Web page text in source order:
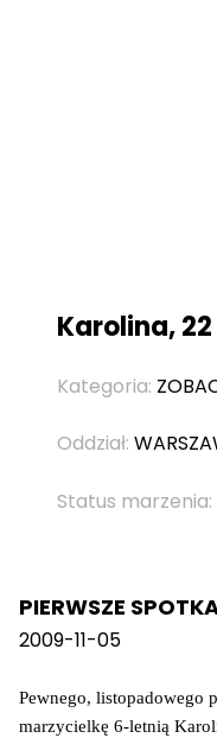
Karolina,
Kategoria:
Oddział:
Status marzenia:
PIERWSZE
2009-11-05
Pewnego, listopadowego
marzycielkę 6-letnią